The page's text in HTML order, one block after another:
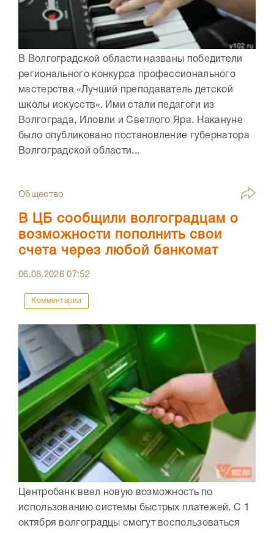
В Волгоградской области названы победители
регионального конкурса профессионального
мастерства «Лучший преподаватель детской
школы искусств». Ими стали педагоги из
Волгограда, Иловли и Светлого Яра. Накануне
было опубликовано постановление губернатора
Волгоградской области...
Общество
В ЦБ сообщили волгоградцам о
возможности пополнить свои
счета через любой банкомат
06.08.202607:52
Комментарии
Центробанк ввел новую возможность по
использованию системы быстрых платежей. С 1
октября волгоградцы смогут воспользоваться